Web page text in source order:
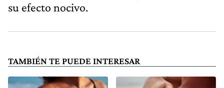
su efecto nocivo.
TAMBIÉN TE PUEDE INTERESAR